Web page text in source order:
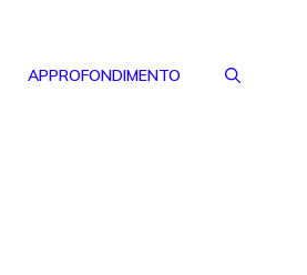
APPROFONDIMENTO